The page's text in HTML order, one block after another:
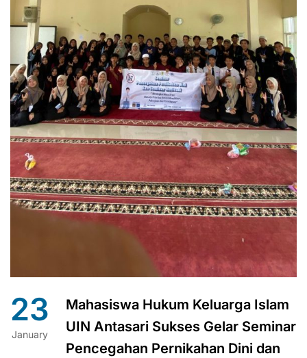
23
January
Mahasiswa Hukum Keluarga Islam
UIN Antasari Sukses Gelar Seminar
Pencegahan Pernikahan Dini dan